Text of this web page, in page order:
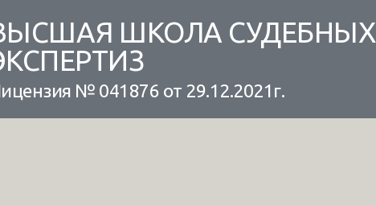
ШКОЛА СУДЕБНЫХ
№ 041876 от 29.12.2021г.